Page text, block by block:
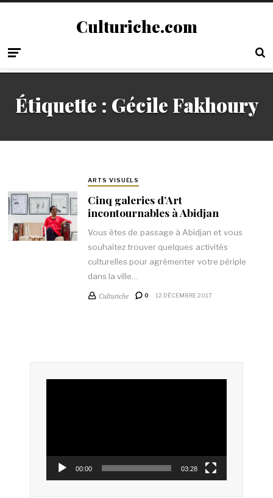
Culturiche.com
Étiquette : Gécile Fakhoury
ARTS VISUELS
Cinq galeries d’Art
incontournables à Abidjan
Vous êtes de passage à Abidjan et vous
souhaitez trouver quelques activités
culturelles pour agrémenter votre périple
dans la ville…
Culturiche 0 12 DÉCEMBRE 2017
00:00 03:28